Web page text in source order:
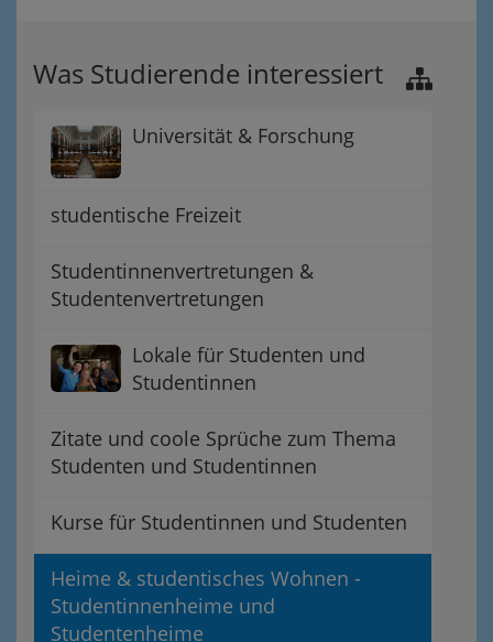
Was Studierende interessiert
Universität & Forschung
studentische Freizeit
Studentinnenvertretungen &
Studentenvertretungen
Lokale für Studenten und
Studentinnen
Zitate und coole Sprüche zum Thema
Studenten und Studentinnen
Kurse für Studentinnen und Studenten
Heime & studentisches Wohnen -
Studentinnenheime und
Studentenheime